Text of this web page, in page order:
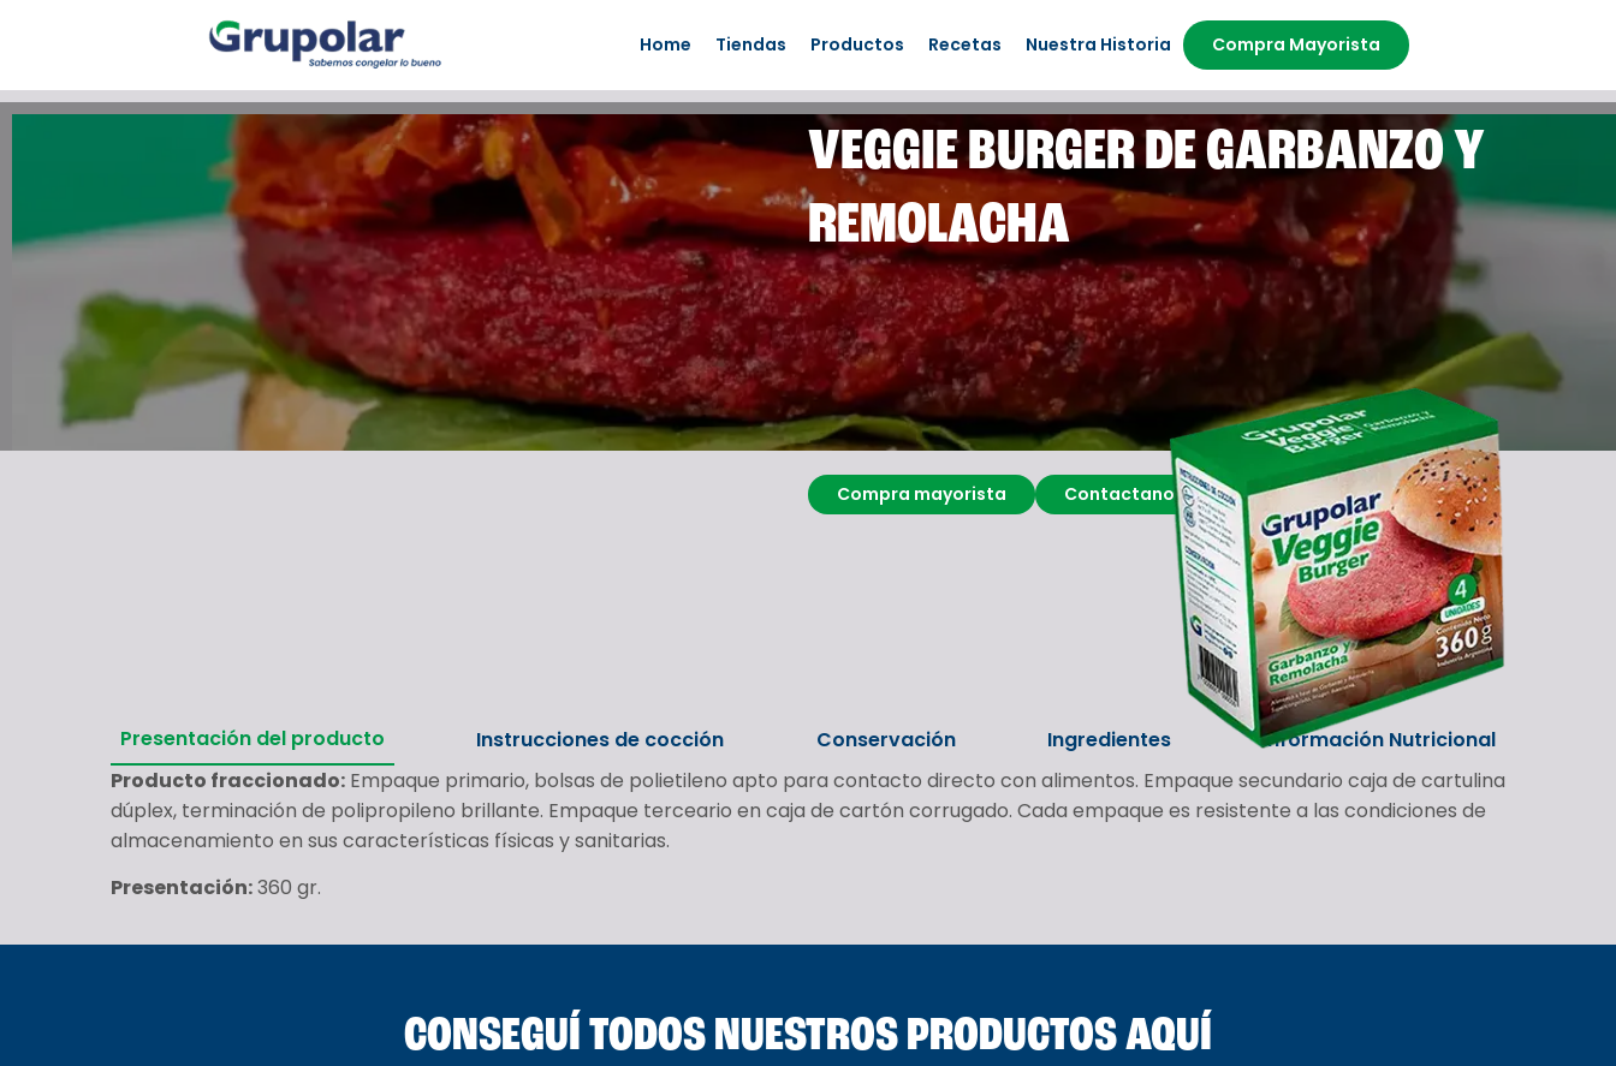
Home Tiendas Productos Recetas Nuestra Historia Compra Mayorista
VEGGIE BURGER DE GARBANZO Y
REMOLACHA
Compra mayorista Contactanos
Presentación del producto Instrucciones de cocción Conservación Ingredientes
Información Nutricional
Producto fraccionado: Empaque primario, bolsas de polietileno apto para contacto directo con alimentos. Empaque secundario caja de cartulina
dúplex, terminación de polipropileno brillante. Empaque terceario en caja de cartón corrugado. Cada empaque es resistente a las condiciones de
almacenamiento en sus características físicas y sanitarias.
Presentación:360 gr.
CONSEGUÍ TODOS NUESTROS PRODUCTOS AQUÍ